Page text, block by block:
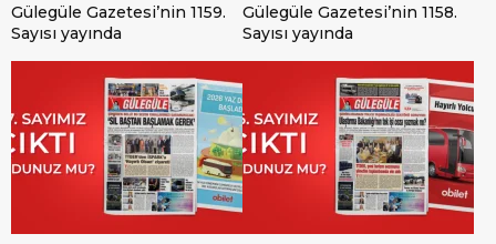
Gülegüle Gazetesi’nin 1159.
Sayısı yayında
Gülegüle Gazetesi’nin 1158.
Sayısı yayında